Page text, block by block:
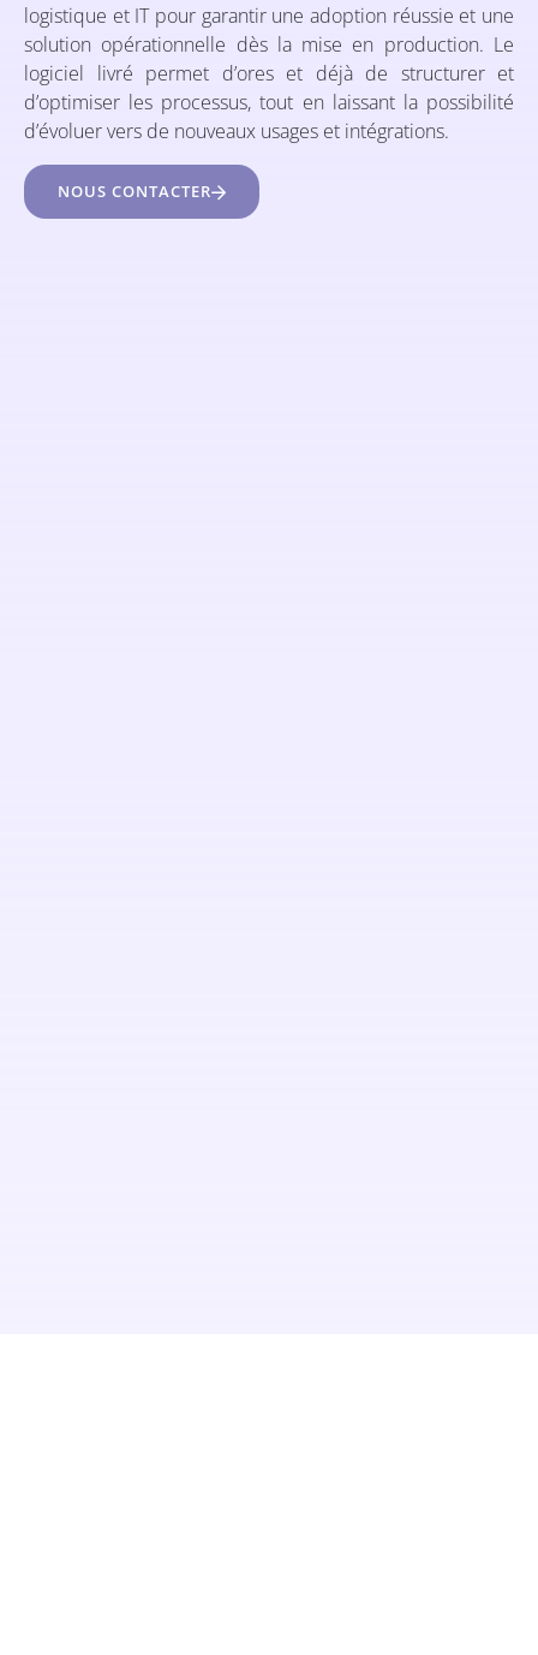
logistique et IT pour garantir une adoption réussie et une
solution opérationnelle dès la mise en production. Le
logiciel livré permet d’ores et déjà de structurer et
d’optimiser les processus, tout en laissant la possibilité
d’évoluer vers de nouveaux usages et intégrations.
NOUS CONTACTER